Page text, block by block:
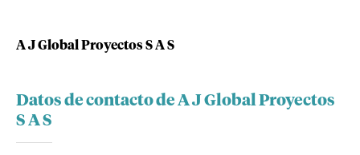
A J Global Proyectos S A S
Datos de contacto de A J Global Proyectos
S A S